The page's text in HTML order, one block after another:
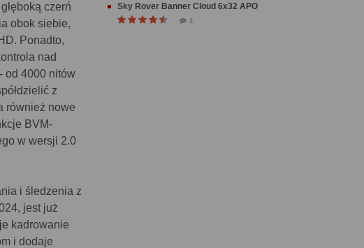
czerń
obok siebie,
Ponadto,
nad
od 4000 nitów
z
również nowe
BVM-
w wersji 2.0
i śledzenia z
jest już
kadrowanie
i dodaje
Sky Rover Banner Cloud 6x32 APO
1